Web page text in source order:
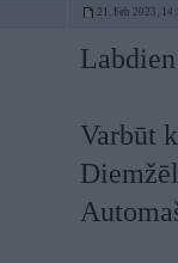
21. Feb 2023,
Varbūt